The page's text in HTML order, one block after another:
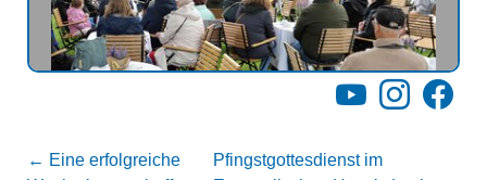
YouTubeInstagram
← Eine erfolgreiche
Pfingstgottesdienst im